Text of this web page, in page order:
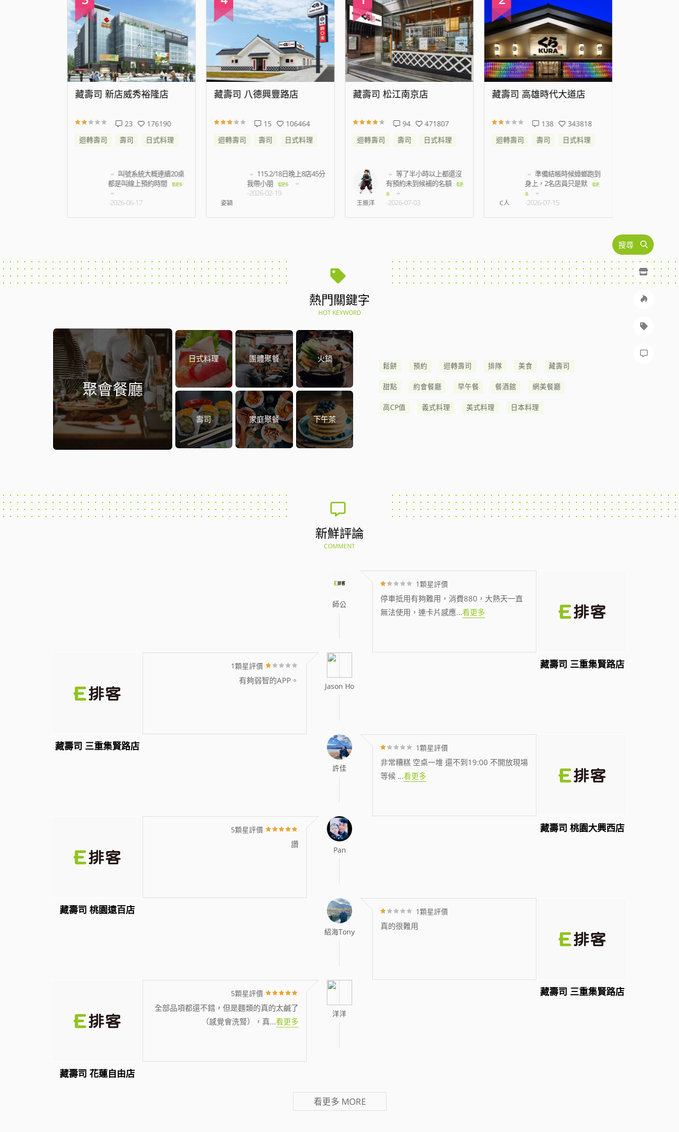
搜尋
藏壽司 新店威秀裕隆店
23
176190
迴轉壽司
壽司 日式料理
叫號系統大概連續20桌
都是叫線上預約時間
看更多
-2026-06-17
藏壽司 八德興豐路店
15
106464
迴轉壽司
壽司 日式料理
姿穎
115.2/18日晚上8店45分
我帶小朋
看更多
-2026-02-19
藏壽司 松江南京店
94
471807
迴轉壽司
壽司 日式料理
王振洋
等了半小時以上都還沒
有預約未到候補的名額
看更
多
-2026-07-03
藏壽司 高雄時代大道店
138
343818
迴轉壽司
壽司 日式料理
C人
準備結帳時候蟑螂跑到
身上，2名店員只是默
看更
多
-2026-07-15
熱門關鍵字
HOT KEYWORD
聚會餐廳
日式料理 團體聚餐 火鍋
壽司 家庭聚餐 下午茶
鬆餅 預約 迴轉壽司 排隊 美食 藏壽司
甜點 約會餐廳 早午餐 餐酒館 網美餐廳
高CP值 義式料理 美式料理 日本料理
新鮮評論
COMMENT
師公
1顆星評價
停車抵用有夠難用，消費880，大熱天一直
無法使用，連卡片感應...看更多
藏壽司 三重集賢路店
Jason Ho
1顆星評價
有夠弱智的APP。
藏壽司 三重集賢路店
許佳
1顆星評價
非常糟糕 空桌一堆 還不到19:00 不開放現場
等候 ...看更多
藏壽司 桃園大興西店
Pan
5顆星評價
讚
藏壽司 桃園遠百店
紹海Tony
1顆星評價
真的很難用
藏壽司 三重集賢路店
洋洋
5顆星評價
全部品項都還不錯，但是麵類的真的太鹹了
（感覺會洗腎），真...看更多
藏壽司 花蓮自由店
看更多 MORE